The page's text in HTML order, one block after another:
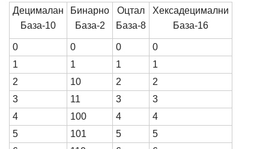
Децималан
База-10
Бинарно
База-2
Оцтал
База-8
Хексадецимални
База-16
0 0 0
0
1
1 1
1
2
10 2
2
3
11 3
3
4
100 4
4
5
101 5
5